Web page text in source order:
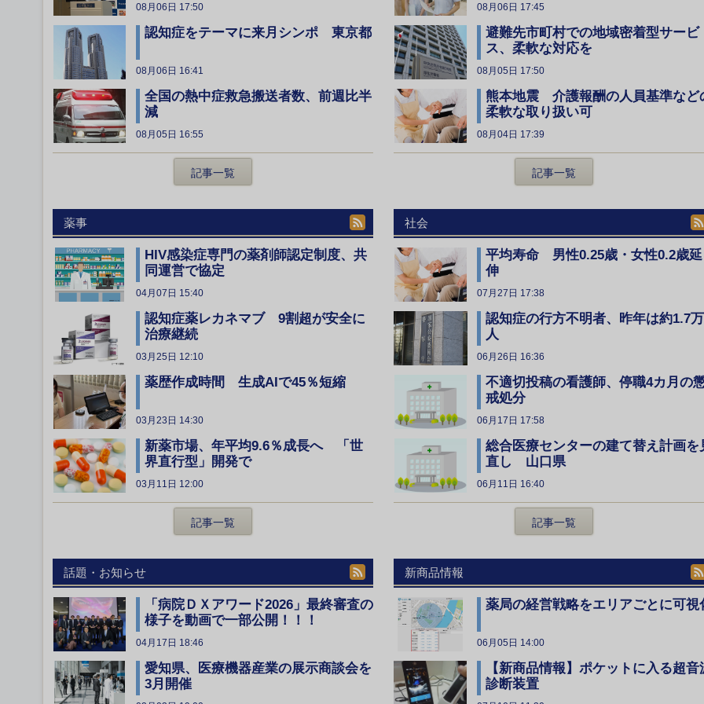
08月06日 17:50
認知症をテーマに来月シンポ 東京都
08月06日 16:41
全国の熱中症救急搬送者数、前週比半
減
08月05日 16:55
記事一覧
08月06日 17:45
避難先市町村での地域密着型サービ
ス、柔軟な対応を
08月05日 17:50
熊本地震 介護報酬の人員基準など
柔軟な取り扱い可
08月04日 17:39
記事一覧
薬事
HIV感染症専門の薬剤師認定制度、共
同運営で協定
04月07日 15:40
認知症薬レカネマブ 9割超が安全に
治療継続
03月25日 12:10
薬歴作成時間 生成AIで45％短縮
03月23日 14:30
新薬市場、年平均9.6％成長へ 「世
界直行型」開発で
03月11日 12:00
記事一覧
社会
平均寿命 男性0.25歳・女性0.2歳延
伸
07月27日 17:38
認知症の行方不明者、昨年は約1.7万
人
06月26日 16:36
不適切投稿の看護師、停職4カ月の
戒処分
06月17日 17:58
総合医療センターの建て替え計画を
直し 山口県
06月11日 16:40
記事一覧
話題・お知らせ
「病院ＤＸアワード2026」最終審査の
様子を動画で一部公開！！！
04月17日 18:46
愛知県、医療機器産業の展示商談会を
3月開催
新商品情報
薬局の経営戦略をエリアごとに可視
06月05日 14:00
【新商品情報】ポケットに入る超音
診断装置